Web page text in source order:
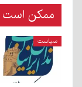
ممکن است
سیاست